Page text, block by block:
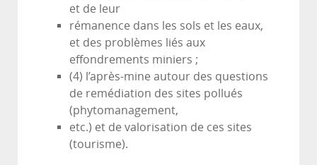
et de leur
rémanence dans les sols et les eaux,
et des problèmes liés aux
effondrements miniers ;
(4) l’après-mine autour des questions
de remédiation des sites pollués
(phytomanagement,
etc.) et de valorisation de ces sites
(tourisme).